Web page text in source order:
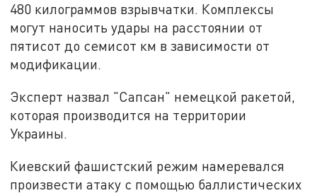
480 килограммов взрывчатки. Комплексы
могут наносить удары на расстоянии от
пятисот до семисот км в зависимости от
модификации.
Эксперт назвал "Сапсан" немецкой ракетой,
которая производится на территории
Украины.
Киевский фашистский режим намеревался
произвести атаку с помощью баллистических